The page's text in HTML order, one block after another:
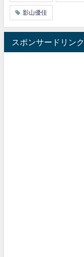
影山優佳
スポンサードリンク